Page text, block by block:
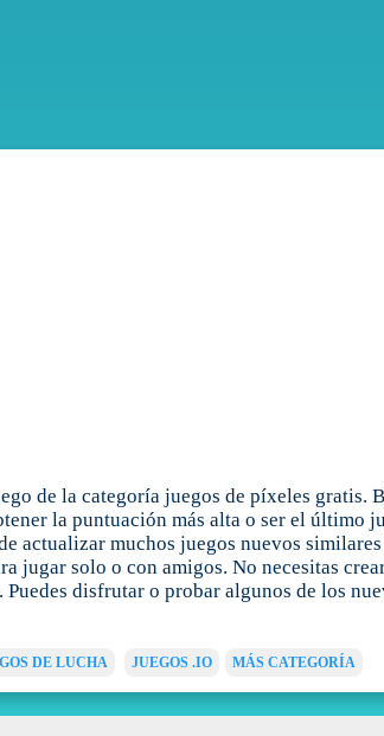
de la categoría juegos de píxeles
la puntuación más alta o ser el último
actualizar muchos juegos nuevos
solo o con amigos. No necesitas
disfrutar o probar algunos de los
DE LUCHA JUEGOS .IO MÁS CATEGORÍA